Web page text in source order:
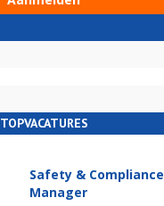
TOPVACATURES
Safety & Compliance
Manager